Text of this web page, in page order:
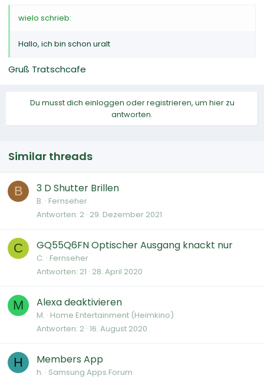
wielo schrieb:
Hallo, ich bin schon uralt
Gruß Tratschcafe
Du musst dich einloggen oder registrieren, um hier zu
antworten.
Similar threads
B 3 D Shutter Brillen
B. Fernseher
Antworten 2 29. Dezember 2021
C GQ55Q6FN Optischer Ausgang knackt nur
C. Fernseher
Antworten 21 28. April 2020
M Alexa deaktivieren
M. Home Entertainment (Heimkino)
Antworten 2 16. August 2020
H Members App
h. Samsung Apps Forum